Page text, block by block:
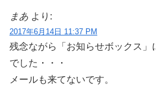
まあ より:
2017年6月14日 11:37 PM
残念ながら「お知らせボックス」
でした・・・
メールも来てないです。